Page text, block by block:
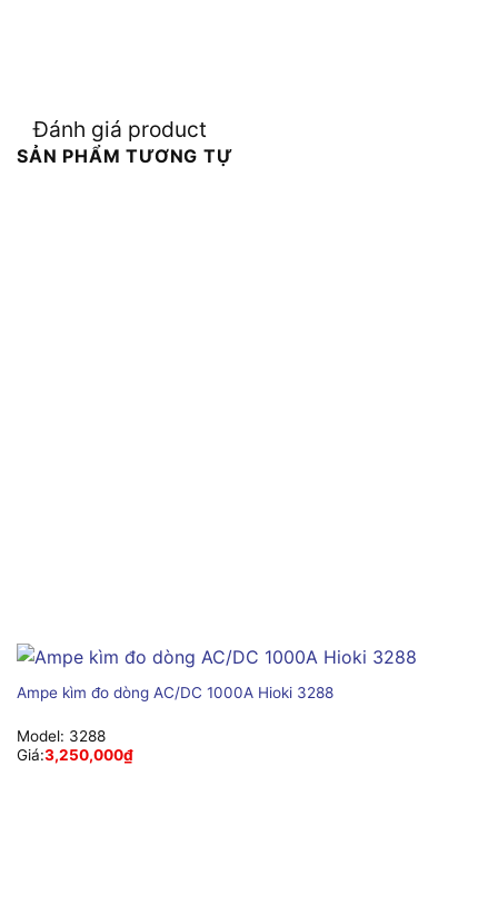
Đánh giá product
SẢN PHẨM TƯƠNG TỰ
Ampe kìm đo dòng AC/DC 1000A Hioki 3288
Model: 3288
Giá:3,250,000₫